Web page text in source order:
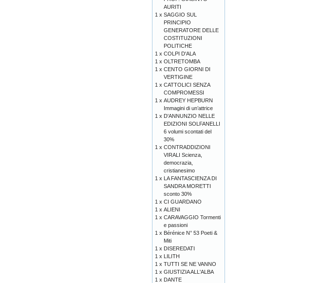
AURITI
1 x SAGGIO SUL
PRINCIPIO
GENERATORE DELLE
COSTITUZIONI
POLITICHE
1 x COLPI D'ALA
1 x OLTRETOMBA
1 x CENTO GIORNI DI
VERTIGINE
1 x CATTOLICI SENZA
COMPROMESSI
1 x AUDREY HEPBURN
Immagini di un’attrice
1 x D'ANNUNZIO NELLE
EDIZIONI SOLFANELLI
6 volumi scontati del
30%
1 x CONTRADDIZIONI
VIRALI Scienza,
democrazia,
cristianesimo
1 x LA FANTASCIENZA DI
SANDRA MORETTI
sconto 30%
1 x CI GUARDANO
1 x ALIENI
1 x CARAVAGGIO Tormenti
e passioni
1 x Bérénice N° 53 Poeti &
Miti
1 x DISEREDATI
1 x LILITH
1 x TUTTI SE NE VANNO
1 x GIUSTIZIA ALL'ALBA
1 x DANTE